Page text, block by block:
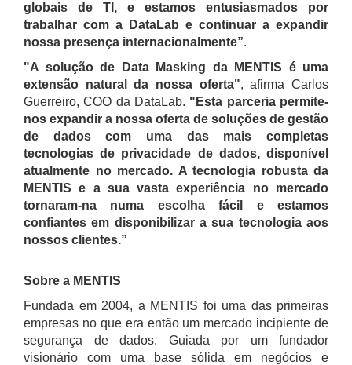
globais de TI, e estamos entusiasmados por
trabalhar com a DataLab e continuar a expandir
nossa presença internacionalmente”.
"A solução de Data Masking da MENTIS é uma
extensão natural da nossa oferta", afirma Carlos
Guerreiro, COO da DataLab. "Esta parceria permite-
nos expandir a nossa oferta de soluções de gestão
de dados com uma das mais completas
tecnologias de privacidade de dados, disponível
atualmente no mercado. A tecnologia robusta da
MENTIS e a sua vasta experiência no mercado
tornaram-na numa escolha fácil e estamos
confiantes em disponibilizar a sua tecnologia aos
nossos clientes.”
Sobre a MENTIS
Fundada em 2004, a MENTIS foi uma das primeiras
empresas no que era então um mercado incipiente de
segurança de dados. Guiada por um fundador
visionário com uma base sólida em negócios e